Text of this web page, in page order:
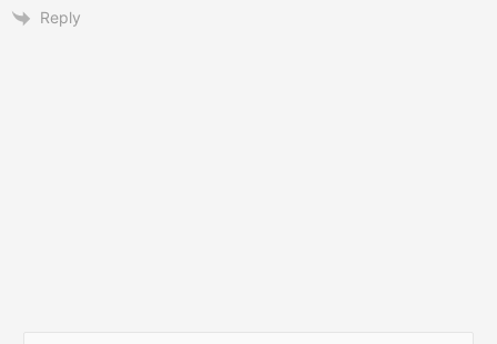
Reply